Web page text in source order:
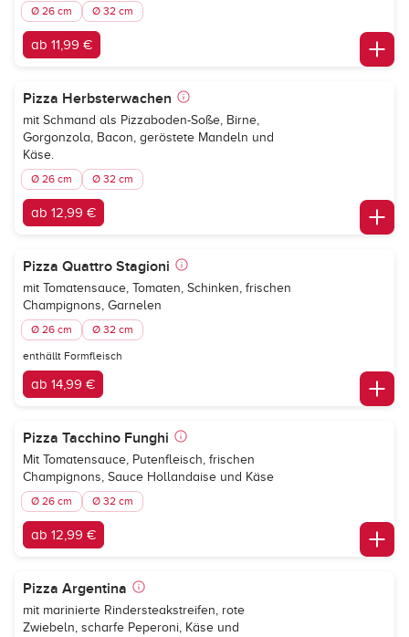
Ø 26 cm Ø 32 cm
ab 11,99 €
Pizza Herbsterwachen
mit Schmand als Pizzaboden-Soße, Birne,
Gorgonzola, Bacon, geröstete Mandeln und
Käse.
Ø 26 cm Ø 32 cm
ab 12,99 €
Pizza Quattro Stagioni
mit Tomatensauce, Tomaten, Schinken, frischen
Champignons, Garnelen
Ø 26 cm Ø 32 cm
enthällt Formfleisch
ab 14,99 €
Pizza Tacchino Funghi
Mit Tomatensauce, Putenfleisch, frischen
Champignons, Sauce Hollandaise und Käse
Ø 26 cm Ø 32 cm
ab 12,99 €
Pizza Argentina
mit marinierte Rindersteakstreifen, rote
Zwiebeln, scharfe Peperoni, Käse und